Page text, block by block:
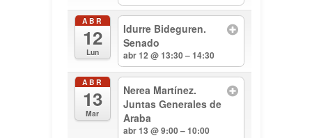
ABR
12
Lun
Idurre Bideguren.
Senado
abr 12 @ 13:30 – 14:30
ABR
13
Mar
Nerea Martínez.
Juntas Generales de
Araba
abr 13 @ 9:00 – 10:00